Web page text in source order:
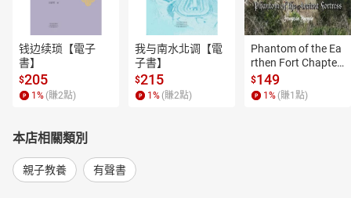
钱边续琐【電子
書】
$205
1 % (賺2點)
我与南水北调【電
子書】
$215
1 % (賺2點)
Phantom of the Ea
rthen Fort Chapter
4【有聲書】
$149
1 % (賺1 點)
本店相關類別
親子教養 有聲書